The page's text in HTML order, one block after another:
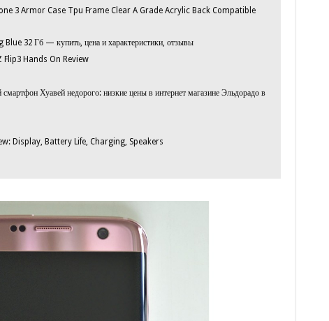
3 Armor Case Tpu Frame Clear A Grade Acrylic Back Compatible
32 Гб — купить, цена и характеристики, отзывы
Flip3 Hands On Review
смартфон Хуавей недорого: низкие цены в интернет магазине Эльдорадо в
Display, Battery Life, Charging, Speakers